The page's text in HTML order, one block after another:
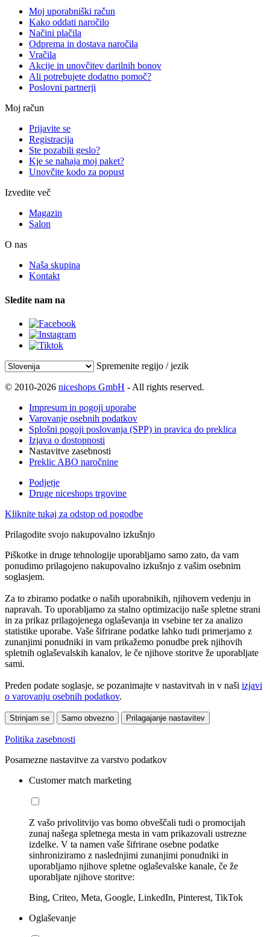
Moj uporabniški račun
Kako oddati naročilo
Načini plačila
Odprema in dostava naročila
Vračila
Akcije in unovčitev darilnih bonov
Ali potrebujete dodatno pomoč?
Poslovni partnerji
Moj račun
Prijavite se
Registracija
Ste pozabili geslo?
Kje se nahaja moj paket?
Unovčite kodo za popust
Izvedite več
Magazin
Salon
O nas
Naša skupina
Kontakt
Sledite nam na
Spremenite regijo / jezik
© 2010-2026 niceshops GmbH - All rights reserved.
Impresum in pogoji uporabe
Varovanje osebnih podatkov
Splošni pogoji poslovanja (SPP) in pravica do preklica
Izjava o dostopnosti
Nastavitve zasebnosti
Preklic ABO naročnine
Podjetje
Druge niceshops trgovine
Kliknite tukaj za odstop od pogodbe
Prilagodite svojo nakupovalno izkušnjo
Piškotke in druge tehnologije uporabljamo samo zato, da vam
ponudimo prilagojeno nakupovalno izkušnjo z vašim osebnim
soglasjem.
Za to zbiramo podatke o naših uporabnikih, njihovem vedenju in
napravah. To uporabljamo za stalno optimizacijo naše spletne strani
in za prikaz prilagojenega oglaševanja in vsebine ter za analizo
statistike uporabe. Vaše šifrirane podatke lahko tudi primerjamo z
zunanjimi ponudniki in vam prikažemo ponudbe prek njihovih
spletnih oglaševalskih kanalov, le če njihove storitve že uporabljate
sami.
Preden podate soglasje, se pozanimajte v nastavitvah in v naši izjavi
o varovanju osebnih podatkov.
Strinjam se Samo obvezno Prilagajanje nastavitev
Politika zasebnosti
Posamezne nastavitve za varstvo podatkov
Customer match marketing
Z vašo privolitvijo vas bomo obveščali tudi o promocijah
zunaj našega spletnega mesta in vam prikazovali ustrezne
izdelke. V ta namen vaše šifrirane osebne podatke
sinhroniziramo z naslednjimi zunanjimi ponudniki in
uporabljamo njihove spletne oglaševalske kanale, če že
uporabljate njihove storitve:
Bing, Criteo, Meta, Google, LinkedIn, Pinterest, TikTok
Oglaševanje